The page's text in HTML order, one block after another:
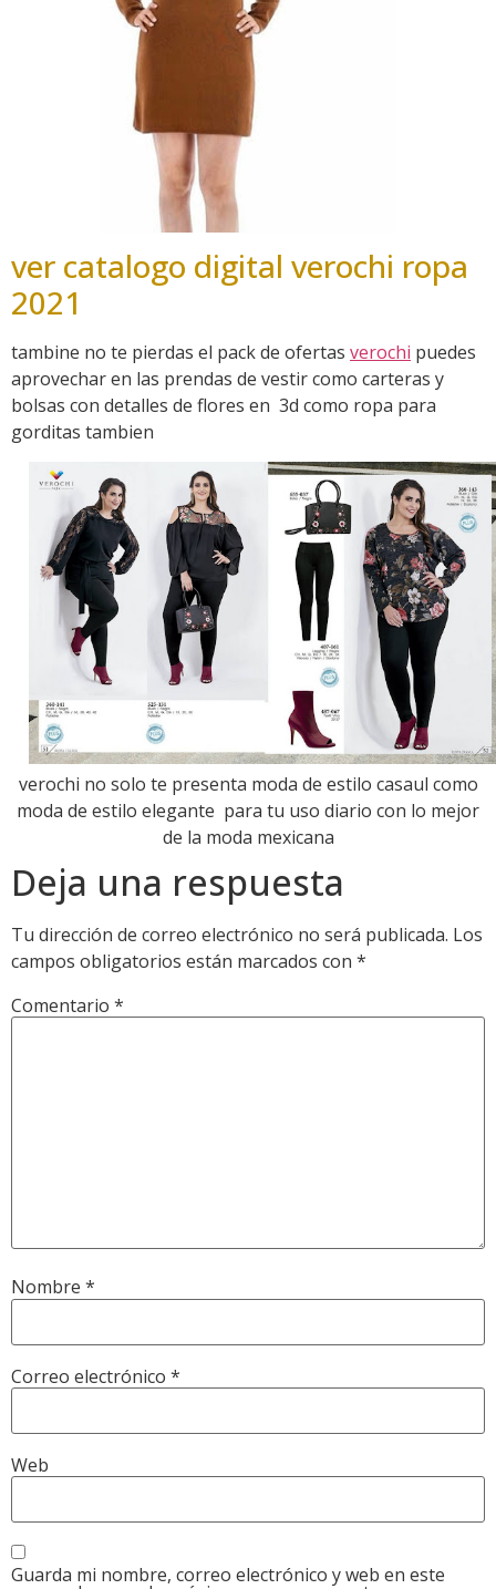
ver catalogo digital verochi ropa
2021
tambine no te pierdas el pack de ofertas verochi puedes
aprovechar en las prendas de vestir como carteras y
bolsas con detalles de flores en 3d como ropa para
gorditas tambien
verochi no solo te presenta moda de estilo casaul como
moda de estilo elegante para tu uso diario con lo mejor
de la moda mexicana
Deja una respuesta
Tu dirección de correo electrónico no será publicada. Los
campos obligatorios están marcados con *
Comentario *
Nombre *
Correo electrónico *
Web
Guarda mi nombre, correo electrónico y web en este